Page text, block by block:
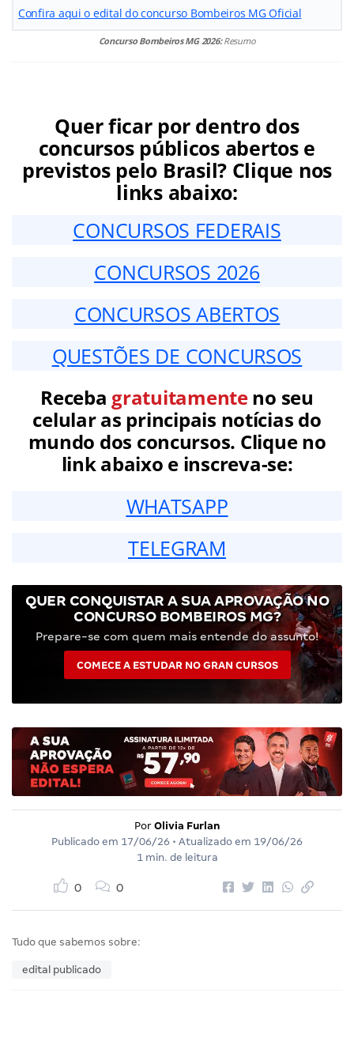
Confira aqui o edital do concurso Bombeiros MG Oficial
Concurso Bombeiros MG 2026:Resumo
Quer ficar por dentro dos
concursos públicos abertos e
previstos pelo Brasil? Clique nos
links abaixo:
CONCURSOS FEDERAIS
CONCURSOS 2026
CONCURSOS ABERTOS
QUESTÕES DE CONCURSOS
Receba gratuitamenteno seu
celular as principais notícias do
mundo dos concursos. Clique no
link abaixo e inscreva-se:
WHATSAPP
TELEGRAM
QUER CONQUISTAR A SUA APROVAÇÃO NO
CONCURSO BOMBEIROS MG?
Prepare-se com quem mais entende do assunto!
COMECE A ESTUDAR NO GRAN CURSOS
Por Olivia Furlan
Publicado em 17/06/26 • Atualizado em 19/06/26
1 min. de leitura
0 0
Tudo que sabemos sobre:
edital publicado